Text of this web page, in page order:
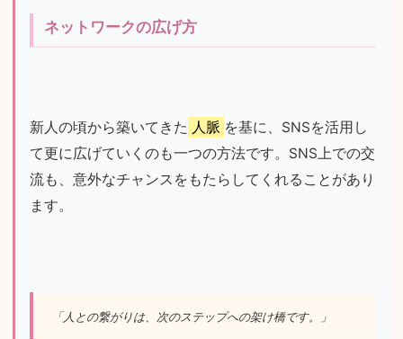
ネットワークの広げ方
新人の頃から築いてきた 人脈 を基に、SNSを活用し
て更に広げていくのも一つの方法です。SNS上での交
流も、意外なチャンスをもたらしてくれることがあり
ます。
「人との繋がりは、次のステップへの架け橋です。」